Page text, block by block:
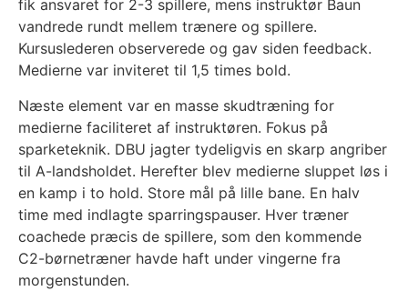
fik ansvaret for 2-3 spillere, mens instruktør Baun
vandrede rundt mellem trænere og spillere.
Kursuslederen observerede og gav siden feedback.
Medierne var inviteret til 1,5 times bold.
Næste element var en masse skudtræning for
medierne faciliteret af instruktøren. Fokus på
sparketeknik. DBU jagter tydeligvis en skarp angriber
til A-landsholdet. Herefter blev medierne sluppet løs i
en kamp i to hold. Store mål på lille bane. En halv
time med indlagte sparringspauser. Hver træner
coachede præcis de spillere, som den kommende
C2-børnetræner havde haft under vingerne fra
morgenstunden.